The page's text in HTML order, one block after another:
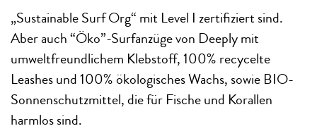
„Sustainable Surf Org“ mit Level I zertifiziert sind.
Aber auch “Öko”-Surfanzüge von Deeply mit
umweltfreundlichem Klebstoff, 100% recycelte
Leashes und 100% ökologisches Wachs, sowie BIO-
Sonnenschutzmittel, die für Fische und Korallen
harmlos sind.